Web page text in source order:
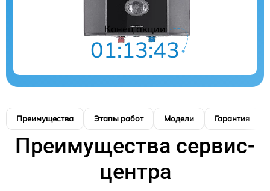
Конец акции
01:13:42
Преимущества Этапы работ Модели Гарантия
Преимущества сервис-
центра